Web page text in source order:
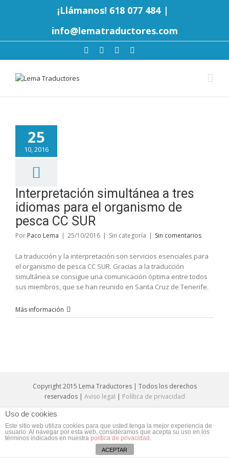
¡Llámanos! 618 077 484 |
info@lematraductores.com
25
10, 2016
Interpretación simultánea a tres
idiomas para el organismo de
pesca CC SUR
Por Paco Lema | 25/10/2016 | Sin categoría | Sin comentarios
La traducción y la interpretación son servicios esenciales para
el organismo de pesca CC SUR. Gracias a la traducción
simultánea se consigue una comunicación óptima entre todos
sus miembros, que se han reunido en Santa Cruz de Tenerife.
Más información
Copyright 2015 Lema Traductores | Todos los derechos
reservados | Aviso legal | Política de privacidad
Uso de cookies
Este sitio web utiliza cookies para que usted tenga la mejor experiencia de
usuario. Al navegar por esta web, consideramos que acepta su uso en los
términos indicados en nuestra política de privacidad .
ACEPTAR